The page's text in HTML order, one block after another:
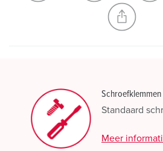
NIEUW LIJST MAKEN
Schroefklemmen
Standaard
Meer